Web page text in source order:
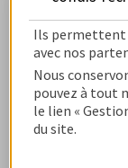
En effet,
en émotions !
unique pour
d’eux même
de partager
certains des
Ils permettent
avec nos
Nous
pouvez à tout
le lien «
du site.